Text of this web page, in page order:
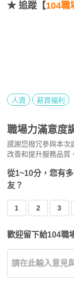
★ 追蹤【104職
人資 薪資福利
職場力滿意度
感謝您撥冗參與本次
改善和提升服務品質
從1~10分，您有
友？
1 2 3
歡迎留下給104職